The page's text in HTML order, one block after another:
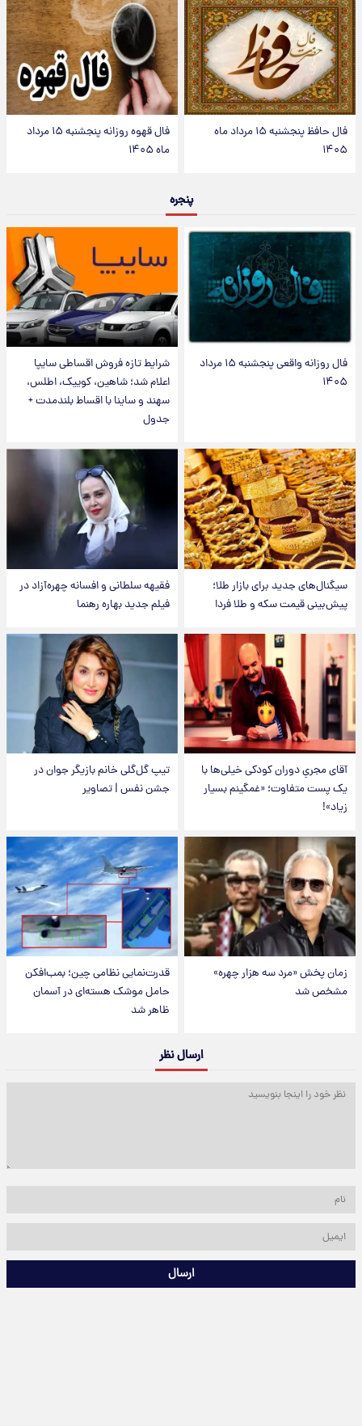
فال حافظ پنجشنبه ۱۵ مرداد ماه
۱۴۰۵
فال قهوه روزانه پنجشنبه ۱۵ مرداد
ماه ۱۴۰۵
پنجره
فال روزانه واقعی پنجشنبه ۱۵ مرداد
۱۴۰۵
شرایط تازه فروش اقساطی سایپا
اعلام شد؛ شاهین، کوییک، اطلس،
سهند و ساینا با اقساط بلندمدت +
جدول
سیگنال‌های جدید برای بازار طلا؛
پیش‌بینی قیمت سکه و طلا فردا
فقیهه سلطانی و افسانه چهره‌آزاد در
فیلم جدید بهاره رهنما
آقای مجریِ دوران کودکی خیلی‌ها با
یک پست متفاوت؛ «غمگینم بسیار
زیاد»!
تیپ گل‌گلی خانم بازیگر جوان در
جشن نفس | تصاویر
زمان پخش «مرد سه هزار چهره»
مشخص شد
قدرت‌نمایی نظامی چین؛ بمب‌افکن
حامل موشک هسته‌ای در آسمان
ظاهر شد
ارسال نظر
ارسال